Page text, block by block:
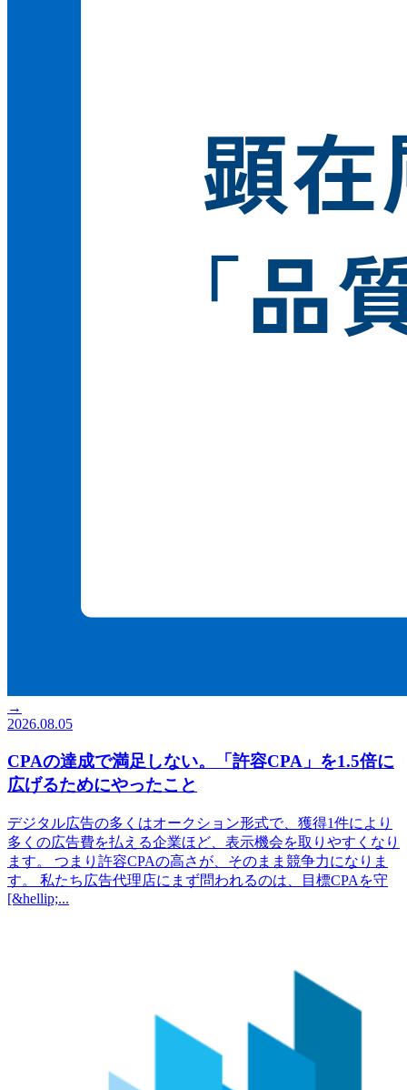
→
2026.08.05
CPAの達成で満足しない。「許容CPA」を1.5倍に
広げるためにやったこと
デジタル広告の多くはオークション形式で、獲得1件により
多くの広告費を払える企業ほど、表示機会を取りやすくなり
ます。 つまり許容CPAの高さが、そのまま競争力になりま
す。 私たち広告代理店にまず問われるのは、目標CPAを守
[&hellip;...